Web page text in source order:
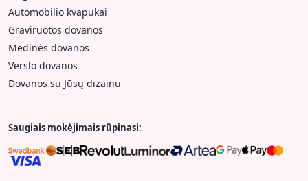
Automobilio kvapukai
Graviruotos dovanos
Medinės dovanos
Verslo dovanos
Dovanos su Jūsų dizainu
Saugiais mokėjimais rūpinasi: